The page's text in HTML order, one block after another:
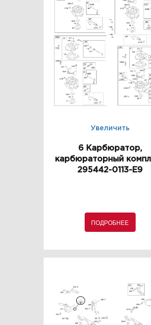
Увеличить
6 Карбюратор,
карбюраторный
295442-0113-E9
ПОДРОБНЕЕ